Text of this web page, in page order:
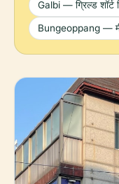
Galbi — ग्रिल्ड शॉर्ट
Bungeoppang —